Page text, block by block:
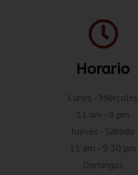
Horario
Lunes - Miércoles
11 am - 8 pm
Jueves - Sábado
11 am - 9:30 pm
Domingos